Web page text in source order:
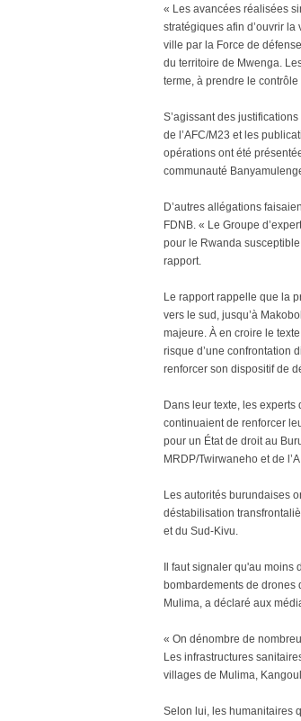
« Les avancées réalisées
stratégiques afin d’ouvrir
ville par la Force de
du territoire de Mwenga.
terme, à prendre le
S’agissant des
de l’AFC/M23 et les
opérations ont été
communauté
D’autres allégations
FDNB. « Le Groupe
pour le Rwanda
rapport.
Le rapport rappelle que la
vers le sud, jusqu’à
majeure. À en croire le
risque d’une confrontation
renforcer son dispositif de
Dans leur texte, les experts
continuaient de renforcer
pour un État de droit au
MRDP/Twirwaneho et de
Les autorités burundaises
déstabilisation
et du Sud-Kivu.
Il faut signaler qu'au
bombardements de drones
Mulima, a déclaré aux
« On dénombre de
Les infrastructures
villages de Mulima,
Selon lui, les humanitaires